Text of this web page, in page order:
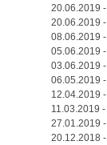
20.06.2019 -
20.06.2019 -
08.06.2019 -
05.06.2019 -
03.06.2019 -
06.05.2019 -
12.04.2019 -
11.03.2019 -
27.01.2019 -
20.12.2018 -